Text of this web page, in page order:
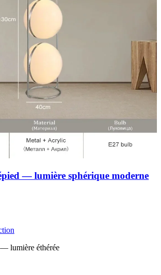
— lumière sphérique moderne
lumière éthérée